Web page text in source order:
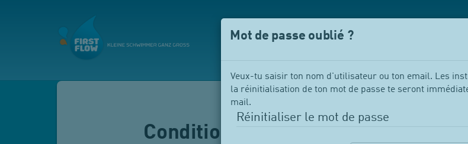
Mot de passe oublié ?
Veux-tu saisir ton nom d'utilisateur ou ton email. Les
la réinitialisation de ton mot de passe te seront
mail.
Réinitialiser le mot de passe
Conditions générales